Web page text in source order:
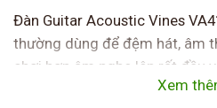
Đàn Guitar Acoustic Vines
thường dùng để đệm hát, âm
chơi hợp âm nghe lên rất đều
thời trang, thiết kế đẹp mắt ,
Xem